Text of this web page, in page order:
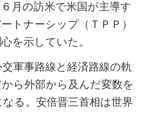
月の訪米で米国が主導す
トナーシップ（ＴＰＰ）
を示していた。
軍事路線と経済路線の軌
ら外部から及んだ変数を
る。安倍晋三首相は世界